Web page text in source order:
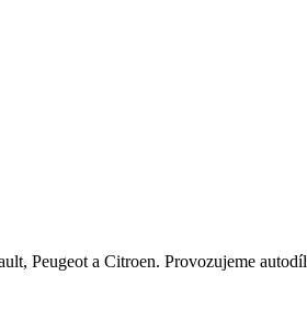
Peugeot a Citroen. Provozujeme